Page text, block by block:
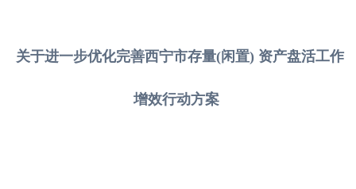
关于进一步优化完善西宁市存量(闲置) 资产盘活工作
增效行动方案